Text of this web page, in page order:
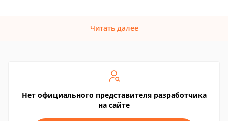
Читать далее
Нет официального представителя разработчика
на сайте